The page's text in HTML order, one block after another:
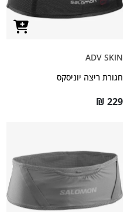
ADV SKIN
חגורת ריצה יוניסקס
₪ 229